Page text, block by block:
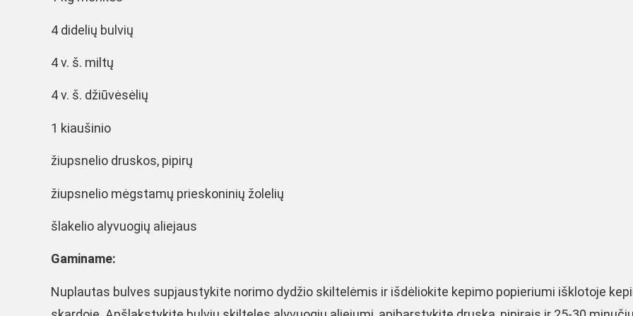
4 didelių bulvių
4 v. š. miltų
4 v. š. džiūvėsėlių
1 kiaušinio
žiupsnelio druskos, pipirų
žiupsnelio mėgstamų prieskoninių žolelių
šlakelio alyvuogių aliejaus
Gaminame:
Nuplautas bulves supjaustykite norimo dydžio skiltelėmis ir išdėliokite kepimo popieriumi išklotoje